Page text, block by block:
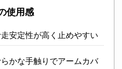
使用感
安定性が高く止めやすい
かな手触りでアームカバ